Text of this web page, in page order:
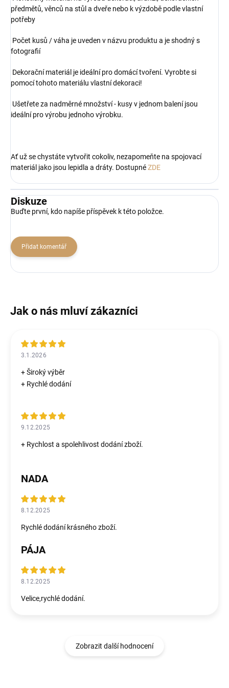
předmětů, věnců na stůl a dveře nebo k výzdobě podle vlastní
potřeby
Počet kusů / váha je uveden v názvu produktu a je shodný s
fotografií
Dekorační materiál je ideální pro domácí tvoření. Vyrobte si
pomocí tohoto materiálu vlastní dekoraci!
Ušetřete za nadměrné množství - kusy v jednom balení jsou
ideální pro výrobu jednoho výrobku.
Ať už se chystáte vytvořit cokoliv, nezapomeňte na spojovací
materiál jako jsou lepidla a dráty. DostupnéZDE
Diskuze
Buďte první, kdo napíše příspěvek k této položce.
Přidat komentář
3.1.2026
+ Široký výběr
+ Rychlé dodání
9.12.2025
+ Rychlost a spolehlivost dodání zboží.
NADA
8.12.2025
Rychlé dodání krásného zboží.
PÁJA
8.12.2025
Velice,rychlé dodání.
Zobrazit další hodnocení